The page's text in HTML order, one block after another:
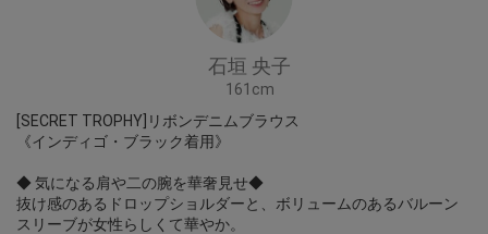
石垣 央子
161cm
[SECRET TROPHY]リボンデニムブラウス
《インディゴ・ブラック着用》
◆ 気になる肩や二の腕を華奢見せ◆
抜け感のあるドロップショルダーと、ボリュームのあるバルーン
スリーブが女性らしくて華やか。